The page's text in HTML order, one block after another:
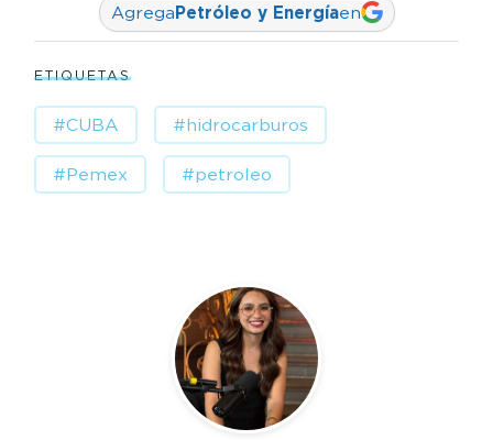
AgregaPetróleo y Energíaen
ETIQUETAS
#CUBA #hidrocarburos
#Pemex #petroleo